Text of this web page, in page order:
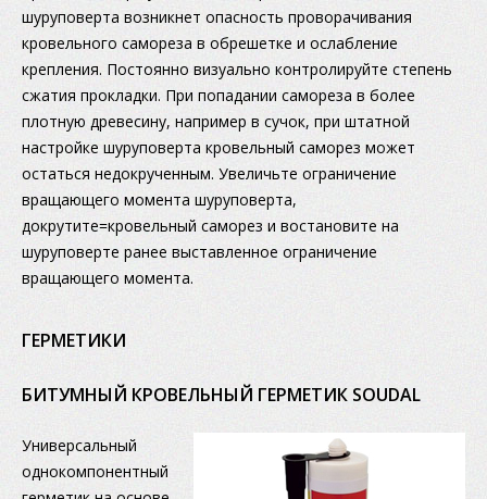
шуруповерта возникнет опасность проворачивания
кровельного самореза в обрешетке и ослабление
крепления. Постоянно визуально контролируйте степень
сжатия прокладки. При попадании самореза в более
плотную древесину, например в сучок, при штатной
настройке шуруповерта кровельный саморез может
остаться недокрученным. Увеличьте ограничение
вращающего момента шуруповерта,
докрутите=кровельный саморез и востановите на
шуруповерте ранее выставленное ограничение
вращающего момента.
ГЕРМЕТИКИ
БИТУМНЫЙ КРОВЕЛЬНЫЙ ГЕРМЕТИК SOUDAL
Универсальный
однокомпонентный